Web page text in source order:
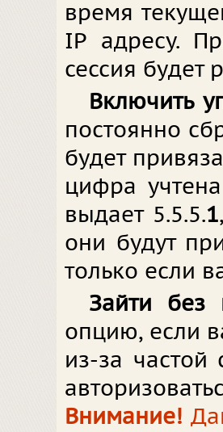
время
IP адресу.
сессия будет
Включить
постоянно
будет
цифра
выдает 5.5.5.1
они будут
только если
Зайти без
опцию, если
из-за частой
Внимание!